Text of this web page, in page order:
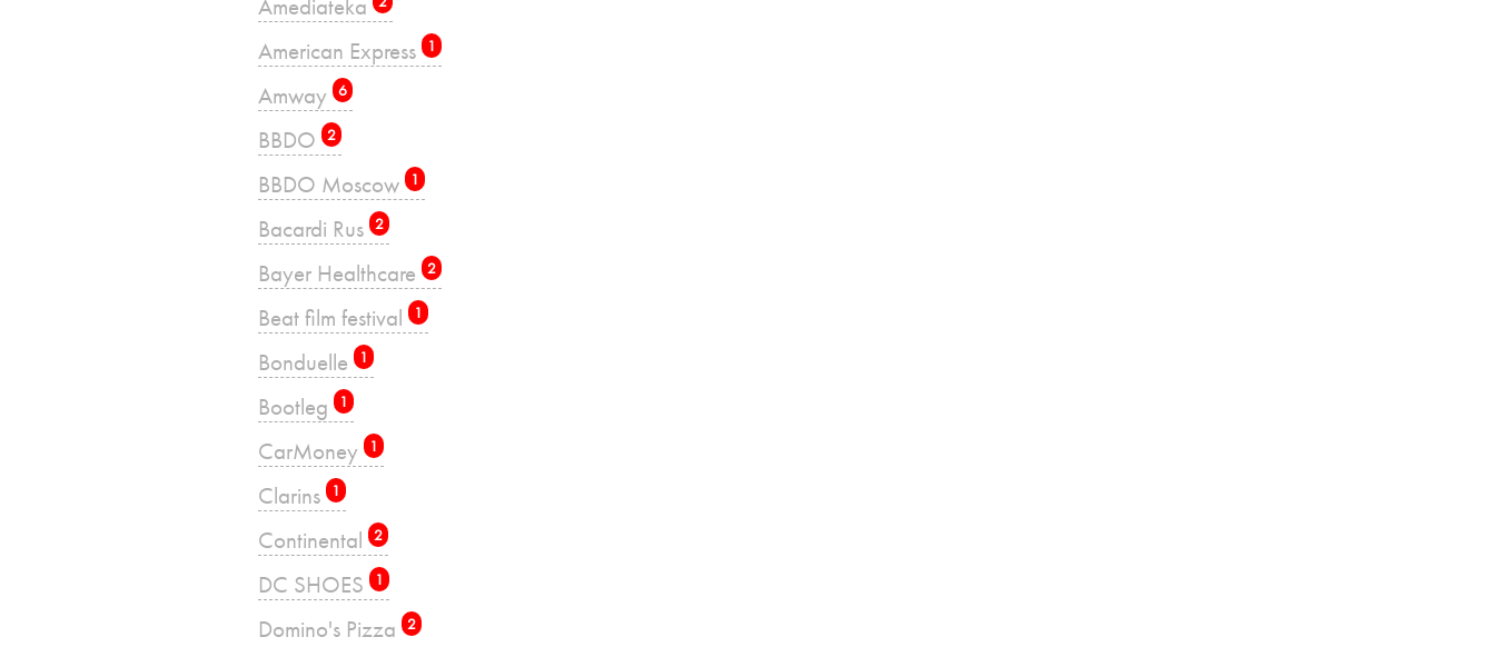
Amediateka
American Express 1
Amway 6
BBDO 2
BBDO Moscow 1
Bacardi Rus 2
Bayer Healthcare 2
Beat film festival 1
Bonduelle 1
Bootleg 1
CarMoney 1
Clarins 1
Continental 2
DC SHOES 1
Domino's Pizza 2